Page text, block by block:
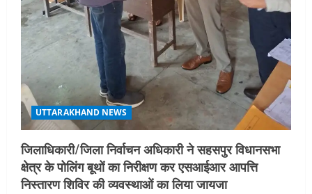
UTTARAKHAND NEWS
जिलाधिकारी/जिला निर्वाचन अधिकारी ने सहसपुर विधानसभा
क्षेत्र के पोलिंग बूथों का निरीक्षण कर एसआईआर आपत्ति
निस्तारण शिविर की व्यवस्थाओं का लिया जायजा